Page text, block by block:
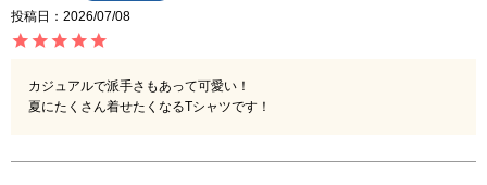
投稿日
2026/07/08
カジュアルで派手さもあって可愛い！
夏にたくさん着せたくなるTシャツです！